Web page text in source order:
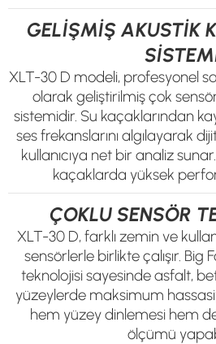
GELİŞMİŞ AKUSTİK
XLT-30 D modeli, profesyonel
olarak geliştirilmiş çok
sistemidir. Su kaçaklarından
ses frekanslarını algılayarak
kullanıcıya net bir analiz
kaçaklarda yüksek
ÇOKLU SENSÖR
XLT-30 D, farklı zemin ve
sensörlerle birlikte çalışır. Big
teknolojisi sayesinde asfalt,
yüzeylerde maksimum
hem yüzey dinlemesi hem
ölçümü